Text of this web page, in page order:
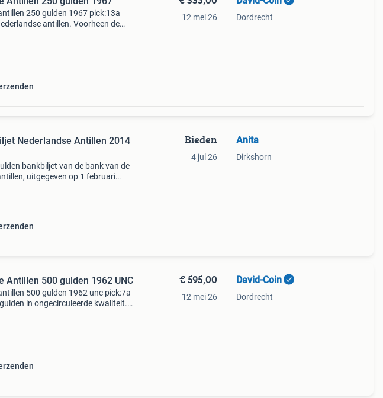
250 gulden 1967 pick:13a
antillen. Voorheen de
12 mei 26 Dordrecht
Nederlandse Antillen 2014
bankbiljet van de bank van de
uitgegeven op 1 februari
Bieden
4 jul 26
Anita
Dirkshorn
Antillen 500 gulden 1962 UNC
500 gulden 1962 unc pick:7a
in ongecirculeerde kwaliteit.
€ 595,00
12 mei 26
David-Coin
Dordrecht